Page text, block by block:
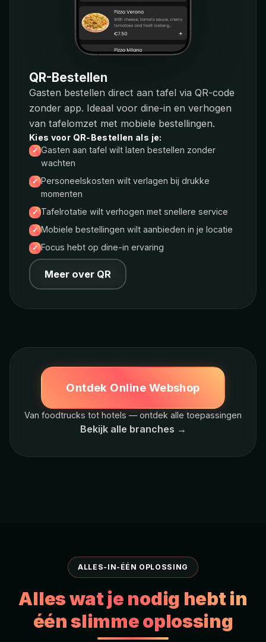
QR-Bestellen
Gasten bestellen direct aan tafel via QR-code
zonder app. Ideaal voor dine-in en verhogen
van tafelomzet met mobiele bestellingen.
Kies voor QR-Bestellen als je:
Gasten aan tafel wilt laten bestellen zonder
wachten
Personeelskosten wilt verlagen bij drukke
momenten
Tafelrotatie wilt verhogen met snellere service
Mobiele bestellingen wilt aanbieden in je locatie
Focus hebt op dine-in ervaring
Meer over QR
Ontdek Online Webshop
Van foodtrucks tot hotels — ontdek alle toepassingen
Bekijk alle branches →
ALLES-IN-ÉÉN OPLOSSING
Alles wat je nodig hebt in
één slimme oplossing